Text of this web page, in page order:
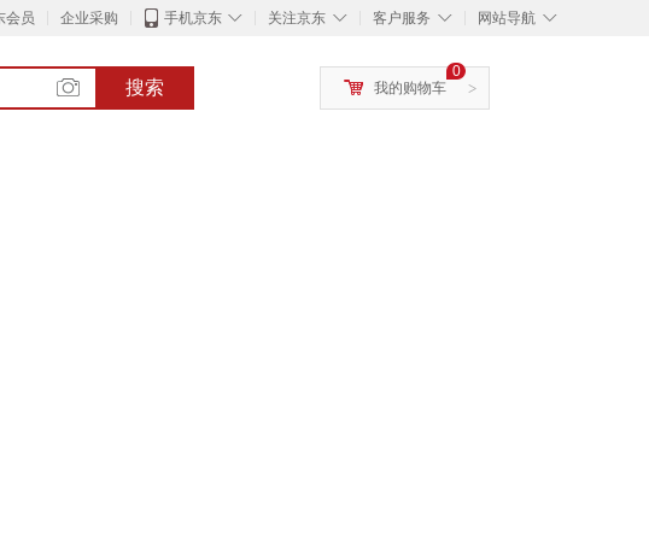
会员 企业采购 ◇
手机京东 ◇
关注京东 ◇
客户服务 ◇
网站导航
搜索 >
0
我的购物车